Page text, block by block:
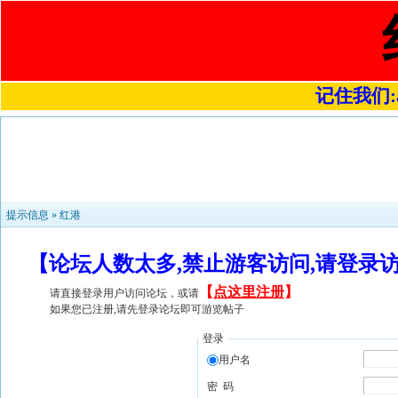
记住我们
提示信息 » 红港
【论坛人数太多,禁止游客访问,请登
请直接登录用户访问论坛，或请 【 点这里注册】
如果您已注册,请先登录论坛即可游览帖子
登录
用户名
密 码